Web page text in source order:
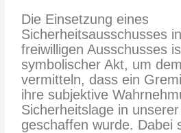
Die Einsetzung eines
Sicherheitsausschusses
freiwilligen Ausschusses
symbolischer Akt, um
vermitteln, dass ein
ihre subjektive
Sicherheitslage in
geschaffen wurde. Dabei